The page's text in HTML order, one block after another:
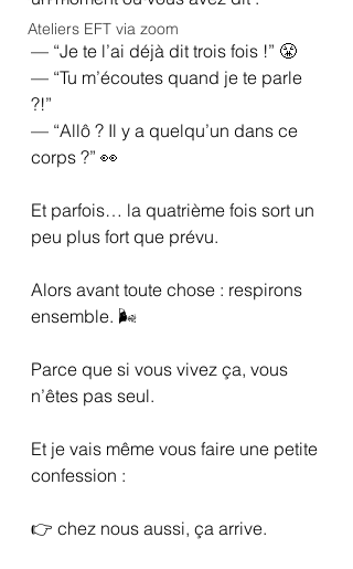
Ateliers EFT via zoom
— “Je te l’ai déjà dit trois fois !” 😤
— “Tu m’écoutes quand je te parle
?!”
— “Allô ? Il y a quelqu’un dans ce
corps ?” 👀
Et parfois… la quatrième fois sort un
peu plus fort que prévu.
Alors avant toute chose : respirons
ensemble. 🌬️
Parce que si vous vivez ça, vous
n’êtes pas seul.
Et je vais même vous faire une petite
confession :
👉 chez nous aussi, ça arrive.